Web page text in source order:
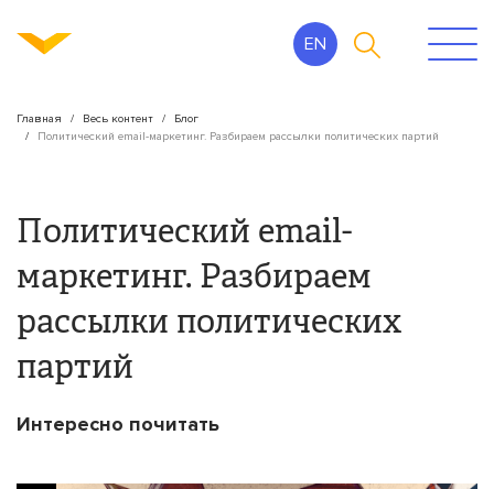
EN
Главная Весь контент
Блог
Политический email-маркетинг. Разбираем рассылки политических партий
Политический email-
маркетинг. Разбираем
рассылки политических
партий
Интересно почитать